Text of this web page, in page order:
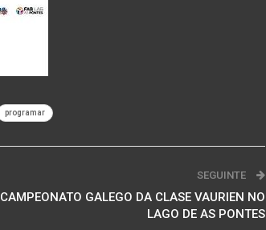
programar
SEGUINTE
CAMPEONATO GALEGO DA CLASE VAURIEN NO
LAGO DE AS PONTES